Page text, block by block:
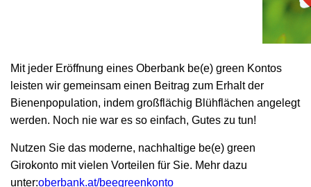
Mit jeder Eröffnung eines Oberbank be(e) green Kontos
leisten wir gemeinsam einen Beitrag zum Erhalt der
Bienenpopulation, indem großflächig Blühflächen angelegt
werden. Noch nie war es so einfach, Gutes zu tun!
Nutzen Sie das moderne, nachhaltige be(e) green
Girokonto mit vielen Vorteilen für Sie. Mehr dazu
unter:oberbank.at/beegreenkonto